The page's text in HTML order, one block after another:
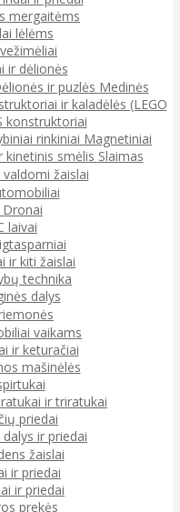
mergaitėms
lėlėms
ir dėlionės
ir puzlės Medinės
ir kaladėlės (LEGO
konstruktoriai
rinkiniai Magnetiniai
kinetinis smėlis Slaimas
žaislai
Dronai
laivai
ir kiti žaislai
technika
dalys
vaikams
ir keturačiai
mašinėlės
ir triratukai
priedai
ir priedai
žaislai
ir priedai
ir priedai
prekės